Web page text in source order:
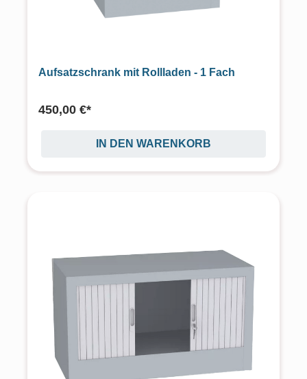
Aufsatzschrank mit Rollladen - 1 Fach
450,00 €*
IN DEN WARENKORB